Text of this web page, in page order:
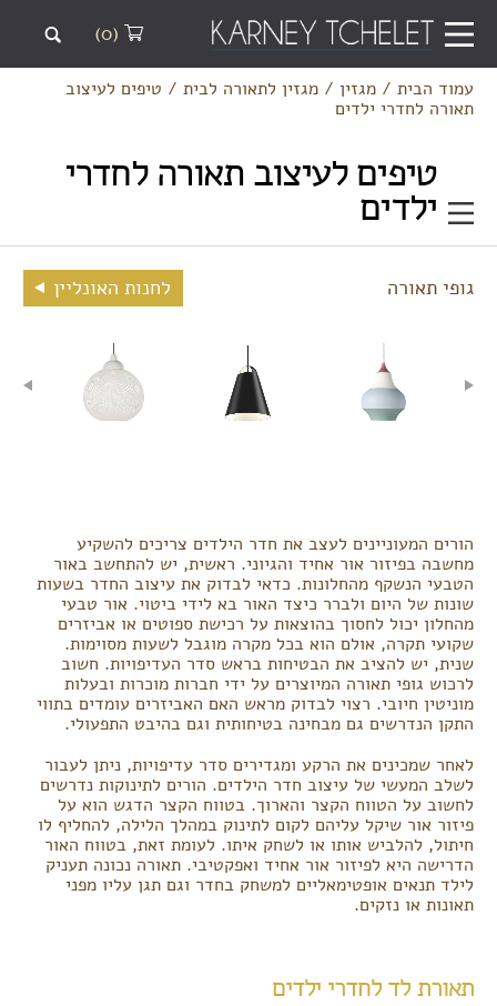
(0)
עמוד הבית/ מגזין/ מגזין לתאורה לבית/ טיפים לעיצוב
תאורה לחדרי ילדים
טיפים לעיצוב תאורה לחדרי
ילדים
גופי תאורה לחנות האונליין
הורים המעוניינים לעצב את חדר הילדים צריכים להשקיע
מחשבה בפיזור אור אחיד והגיוני. ראשית, יש להתחשב באור
הטבעי הנשקף מהחלונות. כדאי לבדוק את עיצוב החדר בשעות
שונות של היום ולברר כיצד האור בא לידי ביטוי. אור טבעי
מהחלון יכול לחסוך בהוצאות על רכישת ספוטים או אביזרים
שקועי תקרה, אולם הוא בכל מקרה מוגבל לשעות מסוימות.
שנית, יש להציב את הבטיחות בראש סדר העדיפויות. חשוב
לרכוש גופי תאורה המיוצרים על ידי חברות מוכרות ובעלות
מוניטין חיובי. רצוי לבדוק מראש האם האביזרים עומדים בתווי
התקן הנדרשים גם מבחינה בטיחותית וגם בהיבט התפעולי.
לאחר שמכינים את הרקע ומגדירים סדר עדיפויות, ניתן לעבור
לשלב המעשי של עיצוב חדר הילדים. הורים לתינוקות נדרשים
לחשוב על הטווח הקצר והארוך. בטווח הקצר הדגש הוא על
פיזור אור שיקל עליהם לקום לתינוק במהלך הלילה, להחליף לו
חיתול, להלביש אותו או לשחק איתו. לעומת זאת, בטווח האור
הדרישה היא לפיזור אור אחיד ואפקטיבי. תאורה נכונה תעניק
לילד תנאים אופטימאליים למשחק בחדר וגם תגן עליו מפני
תאונות או נזקים.
תאורת לד לחדרי ילדים